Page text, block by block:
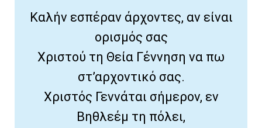
Καλήν εσπέραν άρχοντες, αν είναι
ορισμός σας
Χριστού τη Θεία Γέννηση να πω
στ’αρχοντικό σας.
Χριστός Γεννάται σήμερον, εν
Βηθλεέμ τη πόλει,